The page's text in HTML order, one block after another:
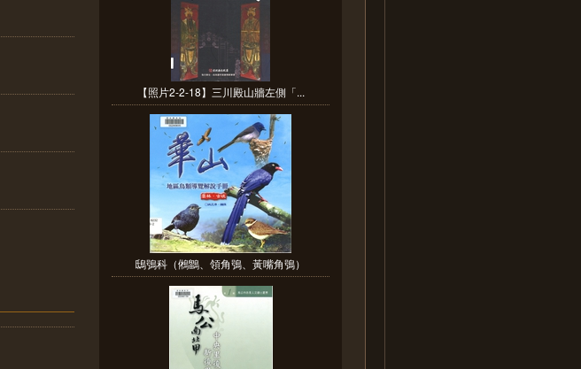
【照片2-2-18】三川殿山牆左側「...
鴟鴞科（鵂鶹、領角鴞、黃嘴角鴞）